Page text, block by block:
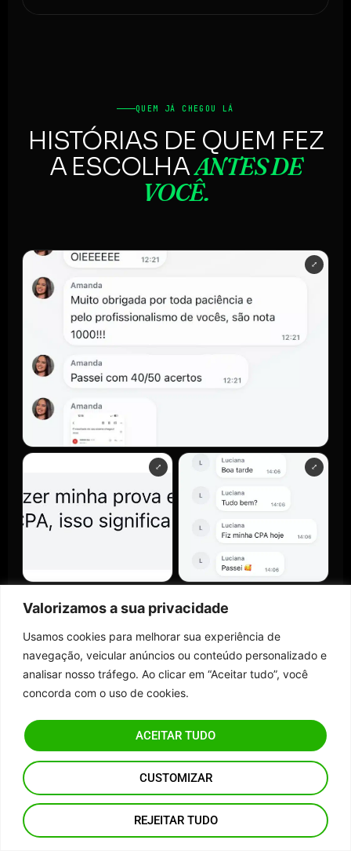
Valorizamos a sua privacidade
Usamos cookies para melhorar sua experiência de
navegação, veicular anúncios ou conteúdo personalizado e
analisar nosso tráfego. Ao clicar em “Aceitar tudo”, você
concorda com o uso de cookies.
CUSTOMIZAR
REJEITAR TUDO
ACEITAR TUDO
QUEM JÁ CHEGOU LÁ
HISTÓRIAS DE QUEM FEZ
A ESCOLHAANTES DE
VOCÊ.